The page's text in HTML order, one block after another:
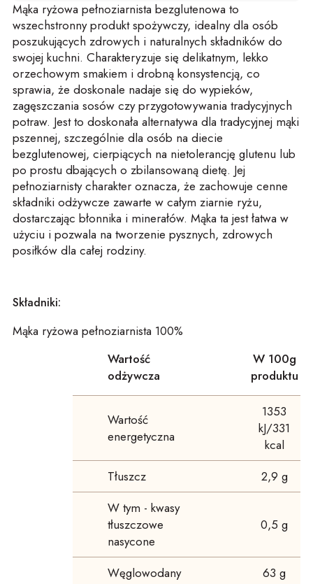
Mąka ryżowa pełnoziarnista bezglutenowa to
wszechstronny produkt spożywczy, idealny dla osób
poszukujących zdrowych i naturalnych składników do
swojej kuchni. Charakteryzuje się delikatnym, lekko
orzechowym smakiem i drobną konsystencją, co
sprawia, że doskonale nadaje się do wypieków,
zagęszczania sosów czy przygotowywania tradycyjnych
potraw. Jest to doskonała alternatywa dla tradycyjnej mąki
pszennej, szczególnie dla osób na diecie
bezglutenowej, cierpiących na nietolerancję glutenu lub
po prostu dbających o zbilansowaną dietę. Jej
pełnoziarnisty charakter oznacza, że zachowuje cenne
składniki odżywcze zawarte w całym ziarnie ryżu,
dostarczając błonnika i minerałów. Mąka ta jest łatwa w
użyciu i pozwala na tworzenie pysznych, zdrowych
posiłków dla całej rodziny.
Składniki:
Mąka ryżowa pełnoziarnista 100%
Wartość
odżywcza
W 100g
produktu
Wartość
energetyczna
1353
kJ/331
kcal
Tłuszcz
2,9 g
W tym - kwasy
tłuszczowe
nasycone
0,5 g
Węglowodany
63 g